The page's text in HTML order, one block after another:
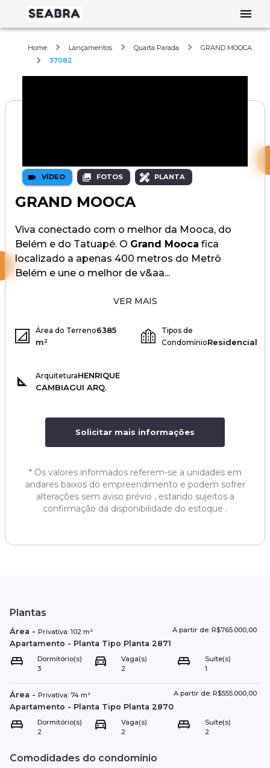
Home Lançamentos Quarta Parada
GRAND MOOCA
37082
VÍDEO FOTOS PLANTA
GRAND MOOCA
Viva conectado com o melhor da Mooca, do
Belém e do Tatuapé. O Grand Mooca fica
localizado a apenas 400 metros do Metrô
Belém e une o melhor de v&aa...
VER MAIS
Área do Terreno6385
m²
Tipos de
CondomínioResidencial
ArquiteturaHENRIQUE
CAMBIAGUI ARQ.
Solicitar mais informações
* Os valores informados referem-se a unidades em
andares baixos do empreendimento e podem sofrer
alterações sem aviso prévio , estando sujeitos a
confirmação da disponibilidade do estoque .
Plantas
Área - Privativa: 102 m² A partir de: R$765.000,00
Apartamento - Planta Tipo Planta 2871
Dormitório(s)
3
Vaga(s)
2
Suíte(s)
1
Área - Privativa: 74 m² A partir de: R$555.000,00
Apartamento - Planta Tipo Planta 2870
Dormitório(s)
2
Vaga(s)
2
Suíte(s)
2
Comodidades do condomínio